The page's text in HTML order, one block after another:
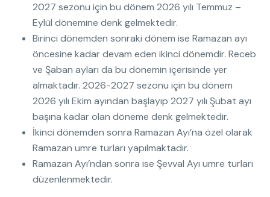
2027 sezonu için bu dönem 2026 yılı Temmuz –
Eylül dönemine denk gelmektedir.
Birinci dönemden sonraki dönem ise Ramazan ayı
öncesine kadar devam eden ikinci dönemdir. Receb
ve Şaban ayları da bu dönemin içerisinde yer
almaktadır. 2026-2027 sezonu için bu dönem
2026 yılı Ekim ayından başlayıp 2027 yılı Şubat ayı
başına kadar olan döneme denk gelmektedir.
İkinci dönemden sonra Ramazan Ayı’na özel olarak
Ramazan umre turları yapılmaktadır.
Ramazan Ayı’ndan sonra ise Şevval Ayı umre turları
düzenlenmektedir.